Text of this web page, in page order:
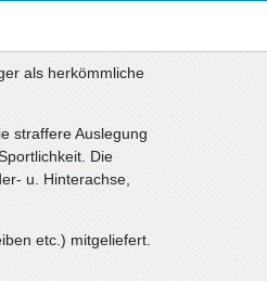
als herkömmliche
straffere Auslegung
Die
u. Hinterachse,
etc.) mitgeliefert.